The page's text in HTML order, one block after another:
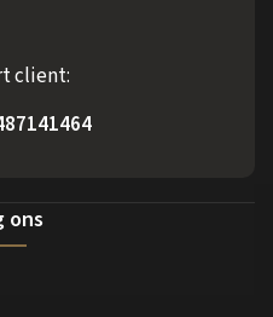
client:
ons